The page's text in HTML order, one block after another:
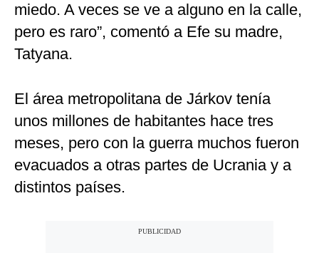
miedo. A veces se ve a alguno en la calle,
pero es raro”, comentó a Efe su madre,
Tatyana.
El área metropolitana de Járkov tenía
unos millones de habitantes hace tres
meses, pero con la guerra muchos fueron
evacuados a otras partes de Ucrania y a
distintos países.